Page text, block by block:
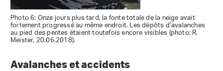
Photo 6: Onze jours plus tard, la fonte totale de la neige avait
fortement progressé au même endroit. Les dépôts d’avalanches
au pied des pentes étaient toutefois encore visibles (photo: R.
Meister, 20.06.2018).
Avalanches et accidents